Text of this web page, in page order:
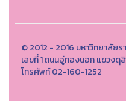
© 2012 - 2016 มหาวิทยาลัย
เลขที่ 1 ถนนอู่ทองนอก แขวง
โทรศัพท์ 02-160-1252